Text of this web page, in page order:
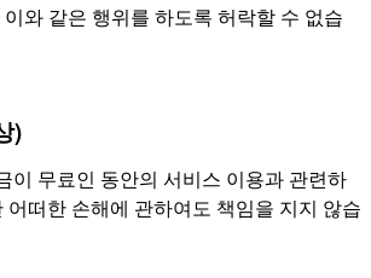
와 같은 행위를 하도록 허락할 수 없습
)
이 무료인 동안의 서비스 이용과 관련하
어떠한 손해에 관하여도 책임을 지지 않습